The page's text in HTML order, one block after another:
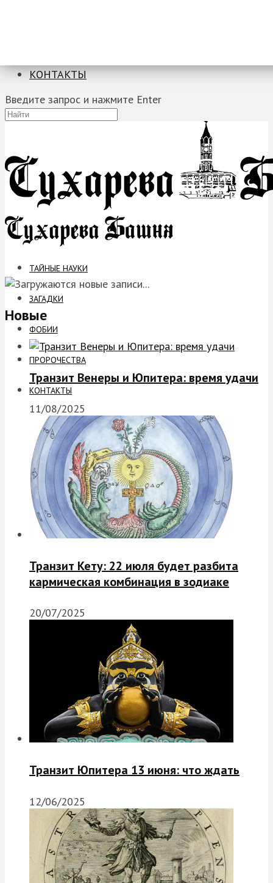
КОНТАКТЫ
Введите запрос и нажмите Enter
ТАЙНЫЕ НАУКИ
ЗАГАДКИ
ФОБИИ
ПРОРОЧЕСТВА
КОНТАКТЫ
Новые
Транзит Венеры и Юпитера: время удачи
11/08/2025
Транзит Кету: 22 июля будет разбита
кармическая комбинация в зодиаке
20/07/2025
Транзит Юпитера 13 июня: что ждать
12/06/2025